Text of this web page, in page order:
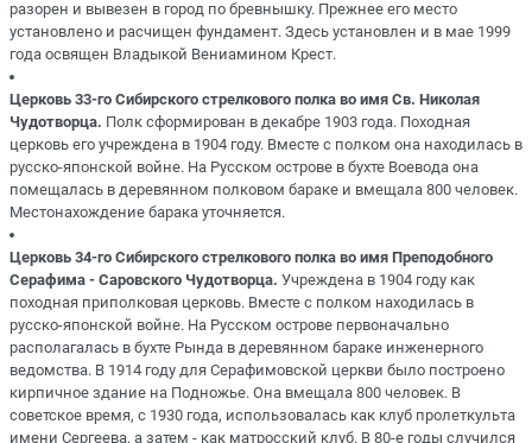
разорен и вывезен в город по бревнышку. Прежнее его место
установлено и расчищен фундамент. Здесь установлен и в мае 1999
года освящен Владыкой Вениамином Крест.
Церковь 33-го Сибирского стрелкового полка во имя Св. Николая
Чудотворца. Полк сформирован в декабре 1903 года. Походная
церковь его учреждена в 1904 году. Вместе с полком она находилась в
русско-японской войне. На Русском острове в бухте Воевода она
помещалась в деревянном полковом бараке и вмещала 800 человек.
Местонахождение барака уточняется.
Церковь 34-го Сибирского стрелкового полка во имя Преподобного
Серафима - Саровского Чудотворца. Учреждена в 1904 году как
походная приполковая церковь. Вместе с полком находилась в
русско-японской войне. На Русском острове первоначально
располагалась в бухте Рында в деревянном бараке инженерного
ведомства. В 1914 году для Серафимовской церкви было построено
кирпичное здание на Подножье. Она вмещала 800 человек. В
советское время, с 1930 года, использовалась как клуб пролеткульта
имени Сергеева, а затем - как матросский клуб. В 80-е годы случился